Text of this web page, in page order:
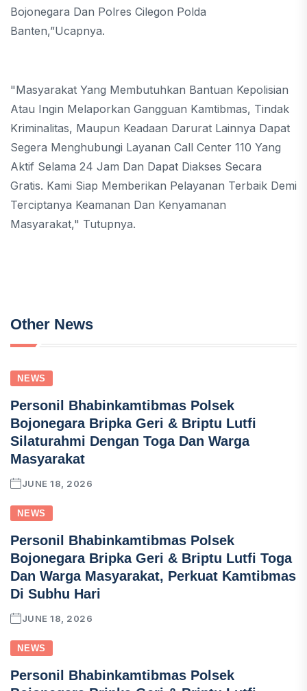
Bojonegara Dan Polres Cilegon Polda
Banten,”Ucapnya.
"Masyarakat Yang Membutuhkan Bantuan Kepolisian
Atau Ingin Melaporkan Gangguan Kamtibmas, Tindak
Kriminalitas, Maupun Keadaan Darurat Lainnya Dapat
Segera Menghubungi Layanan Call Center 110 Yang
Aktif Selama 24 Jam Dan Dapat Diakses Secara
Gratis. Kami Siap Memberikan Pelayanan Terbaik Demi
Terciptanya Keamanan Dan Kenyamanan
Masyarakat," Tutupnya.
Other News
NEWS
Personil Bhabinkamtibmas Polsek
Bojonegara Bripka Geri & Briptu Lutfi
Silaturahmi Dengan Toga Dan Warga
Masyarakat
JUNE 18, 2026
NEWS
Personil Bhabinkamtibmas Polsek
Bojonegara Bripka Geri & Briptu Lutfi Toga
Dan Warga Masyarakat, Perkuat Kamtibmas
Di Subhu Hari
JUNE 18, 2026
NEWS
Personil Bhabinkamtibmas Polsek